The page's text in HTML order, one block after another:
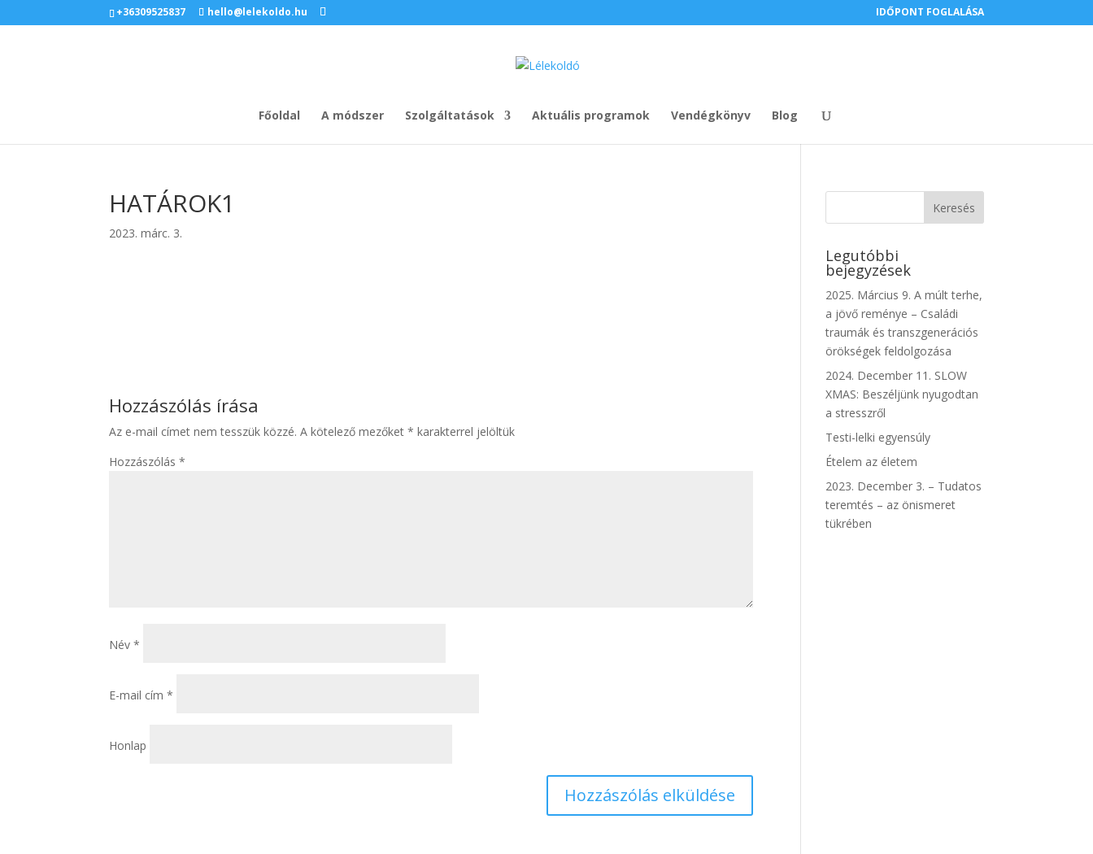
+36309525837 hello@lelekoldo.hu IDŐPONT FOGLALÁSA
Főoldal A módszer Szolgáltatások Aktuális programok Vendégkönyv Blog
HATÁROK1
2023. márc. 3.
Hozzászólás írása
Az e-mail címet nem tesszük közzé. A kötelező mezőket* karakterrel jelöltük
Hozzászólás*
Név*
E-mail cím*
Honlap
Legutóbbi
bejegyzések
2025. Március 9. A múlt terhe,
a jövő reménye – Családi
traumák és transzgenerációs
örökségek feldolgozása
2024. December 11. SLOW
XMAS: Beszéljünk nyugodtan
a stresszről
Testi-lelki egyensúly
Ételem az életem
2023. December 3. – Tudatos
teremtés – az önismeret
tükrében